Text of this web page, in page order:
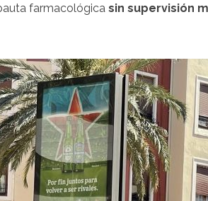
farmacológica sin supervisión